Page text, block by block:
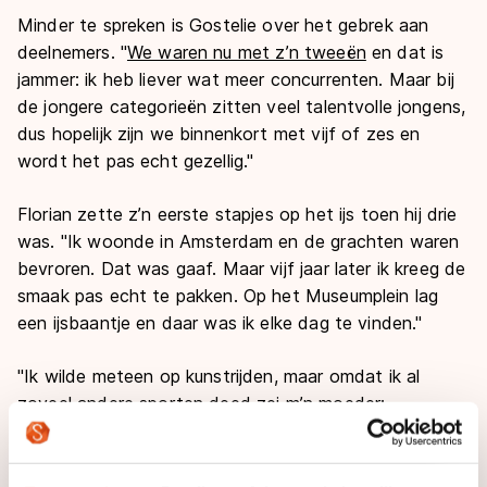
Minder te spreken is Gostelie over het gebrek aan
deelnemers. "We waren nu met z’n tweeën en dat is
jammer: ik heb liever wat meer concurrenten. Maar bij
de jongere categorieën zitten veel talentvolle jongens,
dus hopelijk zijn we binnenkort met vijf of zes en
wordt het pas echt gezellig."
Florian zette z’n eerste stapjes op het ijs toen hij drie
was. "Ik woonde in Amsterdam en de grachten waren
bevroren. Dat was gaaf. Maar vijf jaar later ik kreeg de
smaak pas echt te pakken. Op het Museumplein lag
een ijsbaantje en daar was ik elke dag te vinden."
"Ik wilde meteen op kunstrijden, maar omdat ik al
zoveel andere sporten deed zei m’n moeder:
'Misschien volgend jaar'. Het jaar erop kon ze dus geen